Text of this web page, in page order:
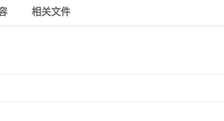
相关文件